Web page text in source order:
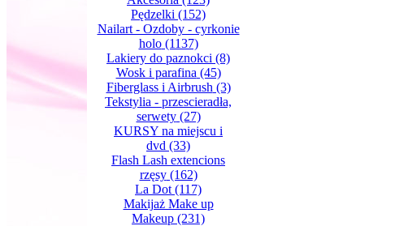
Pędzelki (152)
Nailart - Ozdoby - cyrkonie
holo(1137)
Lakiery do paznokci (8)
Wosk i parafina (45)
Fiberglass i Airbrush (3)
Tekstylia - przescieradła,
serwety(27)
KURSY na miejscu i
dvd (33)
Flash Lash extencions
rzęsy(162)
La Dot (117)
Makijaż Make up
Makeup (231)